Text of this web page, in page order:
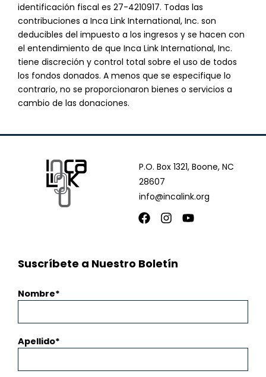
identificación fiscal es 27-4210917. Todas las
contribuciones a Inca Link International, Inc. son
deducibles del impuesto a los ingresos y se hacen con
el entendimiento de que Inca Link International, Inc.
tiene discreción y control total sobre el uso de todos
los fondos donados. A menos que se especifique lo
contrario, no se proporcionaron bienes o servicios a
cambio de las donaciones.
P.O. Box 1321, Boone, NC
28607
info@incalink.org
Facebook
Instagram
Youtube
Suscríbete a Nuestro Boletín
Nombre
Apellido